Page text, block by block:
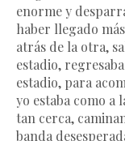
enorme y
haber llegado
atrás de la otra,
estadio,
estadio, para
yo estaba como a
tan cerca,
banda